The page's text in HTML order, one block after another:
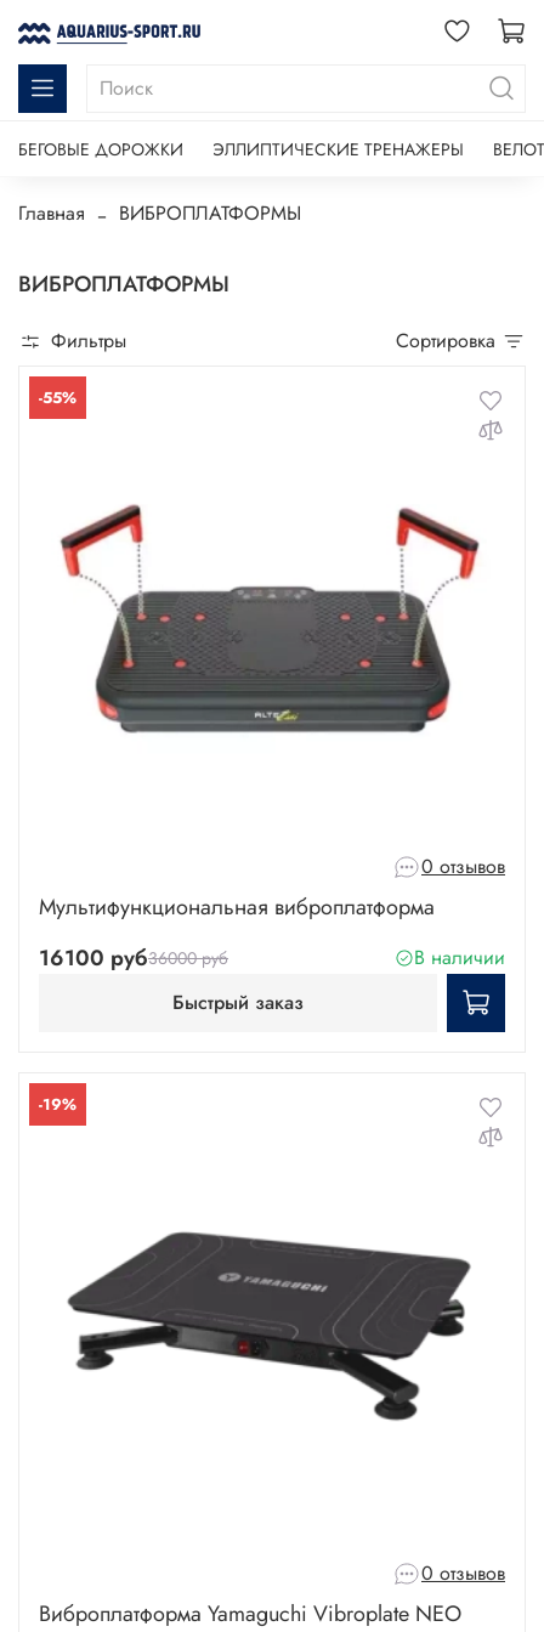
БЕГОВЫЕ ДОРОЖКИ ЭЛЛИПТИЧЕСКИЕ ТРЕНАЖЕРЫ
Главная ВИБРОПЛАТФОРМЫ
ВИБРОПЛАТФОРМЫ
Фильтры Сортировка
-55%
0 отзывов
Мультифункциональная виброплатформа
16100 руб36000 руб
В наличии
Быстрый заказ
-19%
0 отзывов
Виброплатформа Yamaguchi Vibroplate NEO